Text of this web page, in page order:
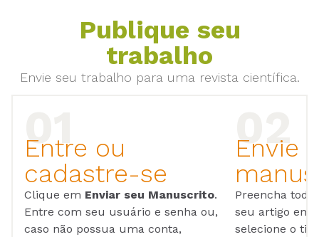
Publique seu
trabalho
Envie seu trabalho para uma revista científica.
Entre ou
cadastre-se
Clique em Enviar seu Manuscrito.
Entre com seu usuário e senha ou,
caso não possua uma conta,
Envie
Preencha
seu artigo em
selecione o